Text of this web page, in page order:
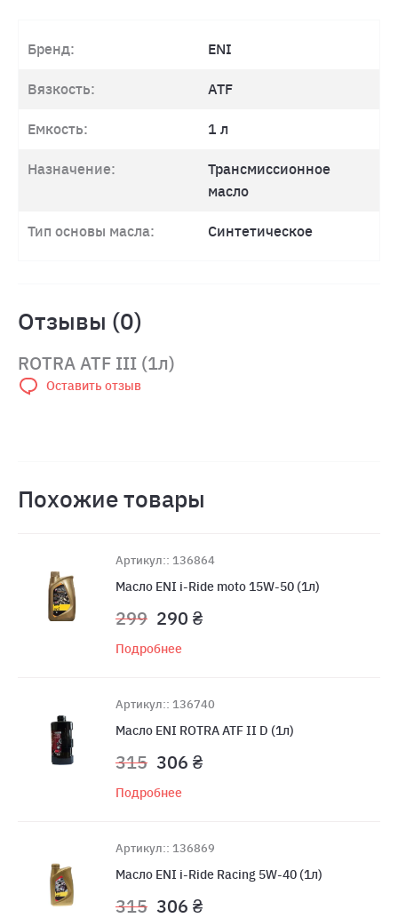
Бренд: ENI
Вязкость: ATF
Емкость: 1 л
Назначение:
Трансмиссионное
масло
Тип основы масла: Синтетическое
Отзывы (0)
ROTRA ATF III (1л)
Оставить отзыв
Похожие товары
Артикул:: 136864
Масло ENI i-Ride moto 15W-50 (1л)
299 290 ₴
Подробнее
Артикул:: 136740
Масло ENI ROTRA ATF II D (1л)
315 306 ₴
Подробнее
Артикул:: 136869
Масло ENI i-Ride Racing 5W-40 (1л)
315 306 ₴